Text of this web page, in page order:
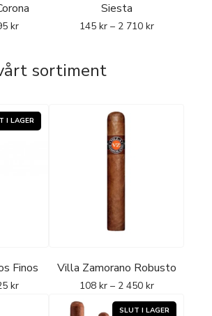
kr
Siesta
145 kr – 2 710 kr
sortiment
Finos
kr
Villa Zamorano Robusto
108 kr – 2 450 kr